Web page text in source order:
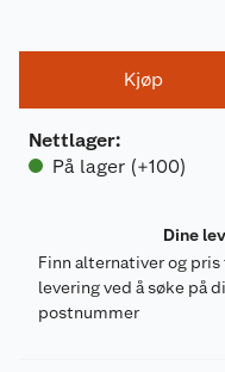
Kjøp
Nettlager:
På lager (+100)
Dine
Finn alternativer og pris
levering ved å søke på
postnummer